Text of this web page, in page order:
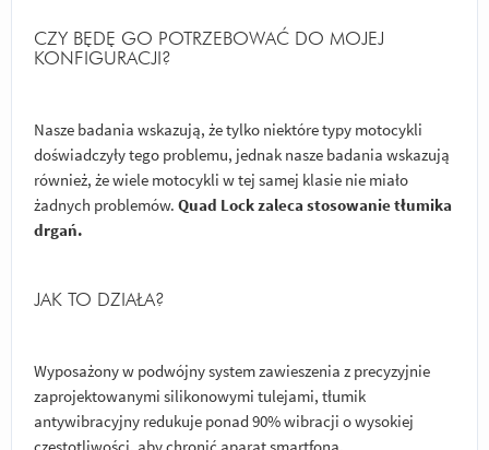
CZY BĘDĘ GO POTRZEBOWAĆ DO MOJEJ
KONFIGURACJI?
Nasze badania wskazują, że tylko niektóre typy motocykli
doświadczyły tego problemu, jednak nasze badania wskazują
również, że wiele motocykli w tej samej klasie nie miało
żadnych problemów. Quad Lock zaleca stosowanie tłumika
drgań.
JAK TO DZIAŁA?
Wyposażony w podwójny system zawieszenia z precyzyjnie
zaprojektowanymi silikonowymi tulejami, tłumik
antywibracyjny redukuje ponad 90% wibracji o wysokiej